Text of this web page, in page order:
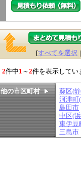
[すべてを選択 |
2件中1 ～2件を表示してい
他の市区町村 葵区(
河津町
島田市
中区(
東伊豆
三島市